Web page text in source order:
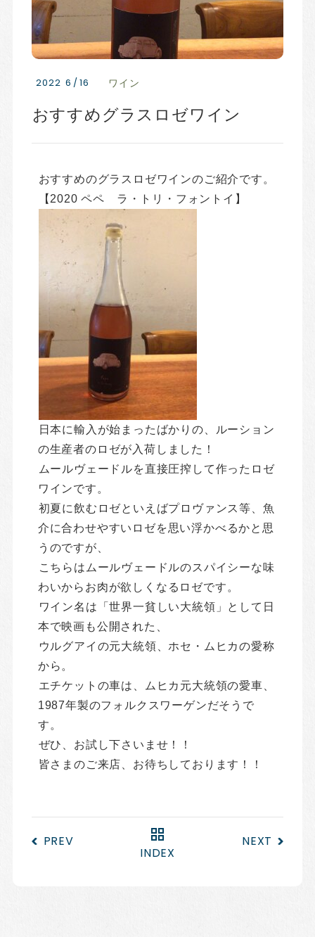
おすすめグラスロゼワイン
2022 6 / 16 ワイン
おすすめのグラスロゼワインのご紹介です。
【2020 ペペ ラ・トリ・フォントイ】
日本に輸入が始まったばかりの、ルーション
の生産者のロゼが入荷しました！
ムールヴェードルを直接圧搾して作ったロゼ
ワインです。
初夏に飲むロゼといえばプロヴァンス等、魚
介に合わせやすいロゼを思い浮かべるかと思
うのですが、
こちらはムールヴェードルのスパイシーな味
わいからお肉が欲しくなるロゼです。
ワイン名は「世界一貧しい大統領」として日
本で映画も公開された、
ウルグアイの元大統領、ホセ・ムヒカの愛称
から。
エチケットの車は、ムヒカ元大統領の愛車、
1987年製のフォルクスワーゲンだそうで
す。
ぜひ、お試し下さいませ！！
皆さまのご来店、お待ちしております！！
PREV NEXT
INDEX